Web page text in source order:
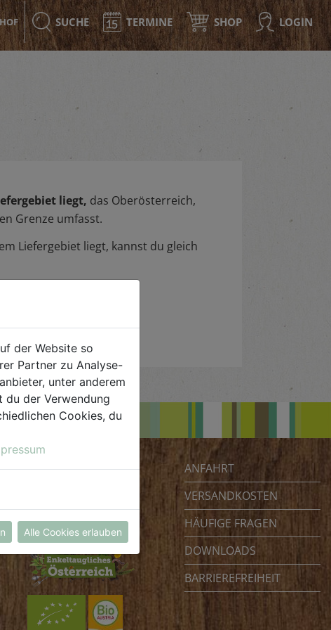
SUCHE TERMINE SHOP LOGIN
liegt, das Oberösterreich,
Grenze umfasst.
Liefergebiet liegt, kannst du gleich
Biohof Achleitner
4070 Eferding
Österreich
ANFAHRT
VERSANDKOSTEN
HÄUFIGE FRAGEN
DOWNLOADS
BARRIEREFREIHEIT
der Website so
Partner zu Analyse-
unter anderem
du der Verwendung
Cookies, du
Alle Cookies erlauben